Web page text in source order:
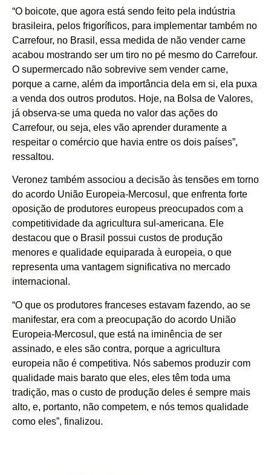
“O boicote, que agora está sendo feito pela indústria
brasileira, pelos frigoríficos, para implementar também no
Carrefour, no Brasil, essa medida de não vender carne
acabou mostrando ser um tiro no pé mesmo do Carrefour.
O supermercado não sobrevive sem vender carne,
porque a carne, além da importância dela em si, ela puxa
a venda dos outros produtos. Hoje, na Bolsa de Valores,
já observa-se uma queda no valor das ações do
Carrefour, ou seja, eles vão aprender duramente a
respeitar o comércio que havia entre os dois países”,
ressaltou.
Veronez também associou a decisão às tensões em torno
do acordo União Europeia-Mercosul, que enfrenta forte
oposição de produtores europeus preocupados com a
competitividade da agricultura sul-americana. Ele
destacou que o Brasil possui custos de produção
menores e qualidade equiparada à europeia, o que
representa uma vantagem significativa no mercado
internacional.
“O que os produtores franceses estavam fazendo, ao se
manifestar, era com a preocupação do acordo União
Europeia-Mercosul, que está na iminência de ser
assinado, e eles são contra, porque a agricultura
europeia não é competitiva. Nós sabemos produzir com
qualidade mais barato que eles, eles têm toda uma
tradição, mas o custo de produção deles é sempre mais
alto, e, portanto, não competem, e nós temos qualidade
como eles”, finalizou.